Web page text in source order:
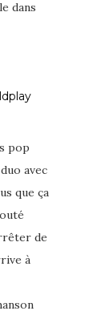
dans
pop
avec
que ça
de
à